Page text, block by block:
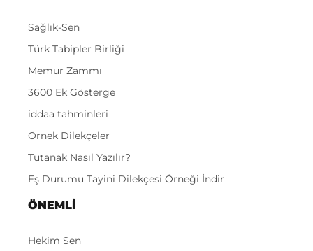
Sağlık-Sen
Türk Tabipler Birliği
Memur Zammı
3600 Ek Gösterge
iddaa tahminleri
Örnek Dilekçeler
Tutanak Nasıl Yazılır?
Eş Durumu Tayini Dilekçesi Örneği İndir
ÖNEMLI
Hekim Sen